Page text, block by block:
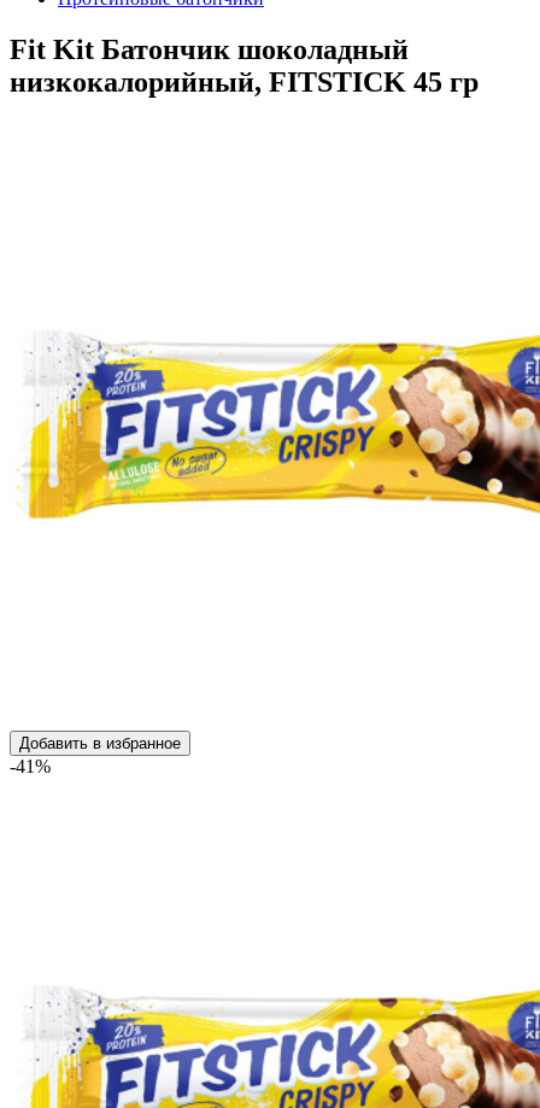
Fit Kit Батончик шоколадный
низкокалорийный, FITSTICK 45 гр
Добавить в избранное
-41%